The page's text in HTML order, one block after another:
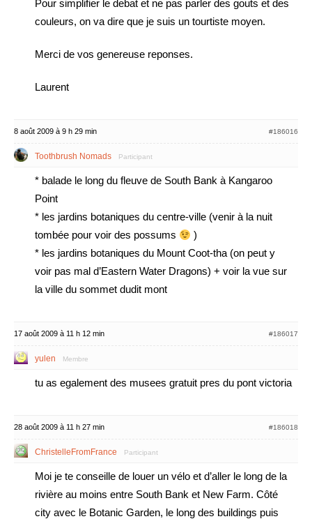
Pour simplifier le debat et ne pas parler des gouts et des
couleurs, on va dire que je suis un tourtiste moyen.
Merci de vos genereuse reponses.
Laurent
8 août 2009 à 9 h 29 min #186016
Toothbrush Nomads Participant
* balade le long du fleuve de South Bank à Kangaroo
Point
* les jardins botaniques du centre-ville (venir à la nuit
tombée pour voir des possums
)
* les jardins botaniques du Mount Coot-tha (on peut y
voir pas mal d’Eastern Water Dragons) + voir la vue sur
la ville du sommet dudit mont
17 août 2009 à 11 h 12 min #186017
yulen Membre
tu as egalement des musees gratuit pres du pont victoria
28 août 2009 à 11 h 27 min #186018
ChristelleFromFrance Participant
Moi je te conseille de louer un vélo et d’aller le long de la
rivière au moins entre South Bank et New Farm. Côté
city avec le Botanic Garden, le long des buildings puis